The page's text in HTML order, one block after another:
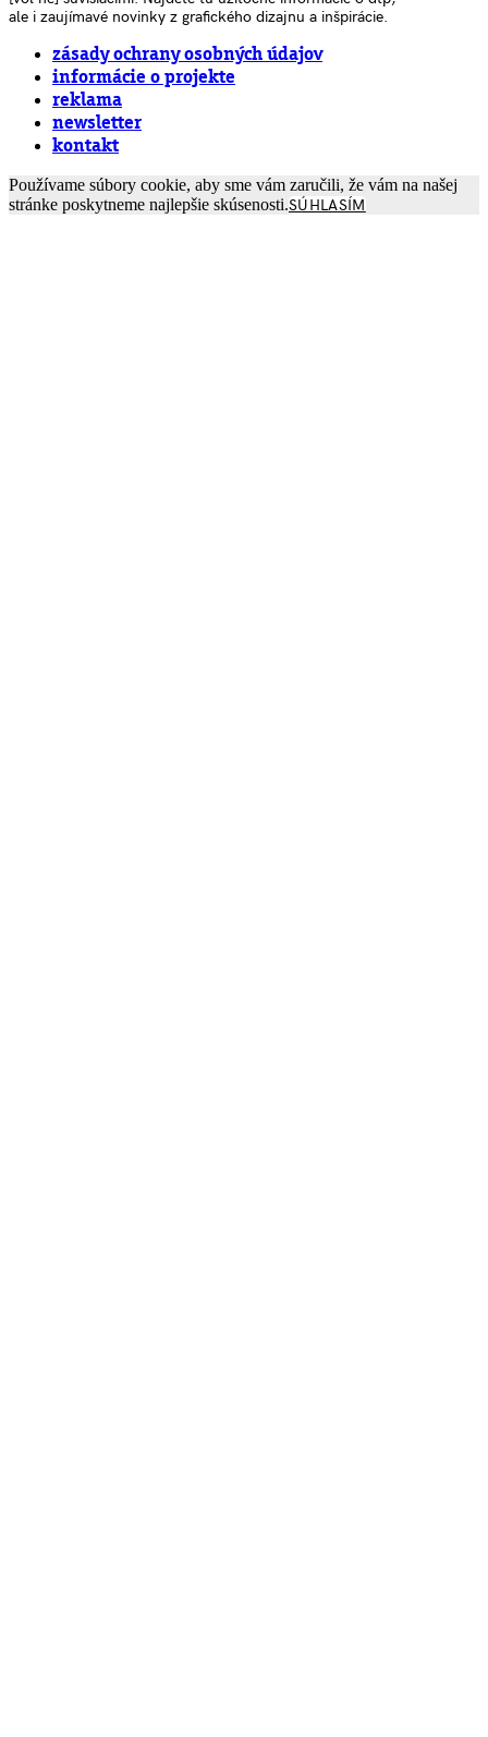
ale i zaujímavé novinky z grafického dizajnu a inšpirácie.
zásady ochrany osobných údajov
informácie o projekte
reklama
newsletter
kontakt
Používame súbory cookie, aby sme vám zaručili, že vám na našej
stránke poskytneme najlepšie skúsenosti.SÚHLASÍM